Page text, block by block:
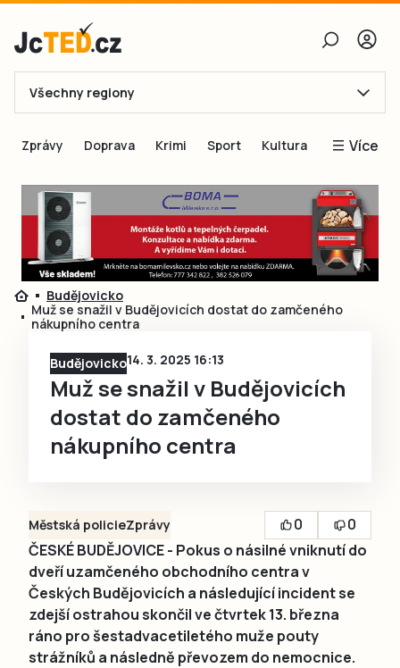
E-mail
Obnovit heslo
Přihlásit se
Přihlásit se přes Facebook
Všechny regiony
Zprávy Doprava Krimi Sport Kultura Více
Blogy
Inspirace
Čtenáři píší
Speciální přílohy
Budějovicko
Muž se snažil v Budějovicích dostat do zamčeného
nákupního centra
Budějovicko14. 3. 2025 16:13
Muž se snažil v Budějovicích
dostat do zamčeného
nákupního centra
Městská policieZprávy 0
0
ČESKÉ BUDĚJOVICE - Pokus o násilné vniknutí do
dveří uzamčeného obchodního centra v
Českých Budějovicích a následující incident se
zdejší ostrahou skončil ve čtvrtek 13. března
ráno pro šestadvacetiletého muže pouty
strážníků a následně převozem do nemocnice.